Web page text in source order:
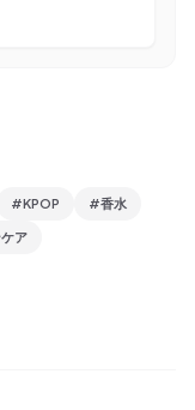
#KPOP #香水
ア